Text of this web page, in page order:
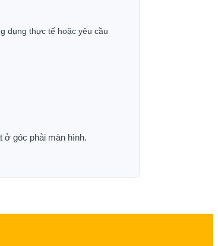
dụng thực tế hoặc yêu cầu
ở góc phải màn hình.